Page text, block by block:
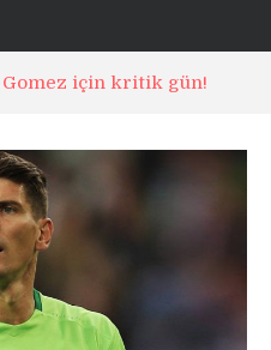
Gomez için kritik gün!